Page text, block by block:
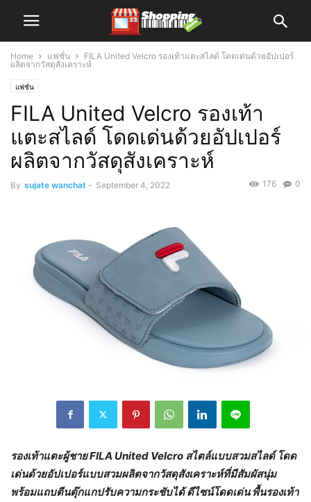
Home แฟชั่น
FILA United Velcro รองเท้าแตะสไลด์ โดดเด่นด้วยอัปเปอร์
ผลิตจากวัสดุสังเคราะห์
แฟชั่น
FILA United Velcro รองเท้า
แตะสไลด์ โดดเด่นด้วยอัปเปอร์
ผลิตจากวัสดุสังเคราะห์
By sujate wanchat - September 4, 2022 0
176
รองเท้าแตะผู้ชายFILA United Velcro สไตล์แบบสวมสไลด์ โดด
เด่นด้วยอัปเปอร์แบบสวมผลิตจากวัสดุสังเคราะห์ที่มีสัมผัสนุ่ม
พร้อมแถบตีนตุ๊กแกปรับความกระชับได้ ดีไซน์โดดเด่น พื้นรองเท้า